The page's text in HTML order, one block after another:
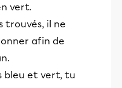
vert.
trouvés, il ne
afin de
bleu et vert, tu